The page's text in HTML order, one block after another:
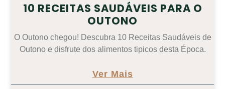
10 RECEITAS SAUDÁVEIS PARA O
OUTONO
O Outono chegou! Descubra 10 Receitas Saudáveis de
Outono e disfrute dos alimentos tipicos desta Época.
Ver Mais